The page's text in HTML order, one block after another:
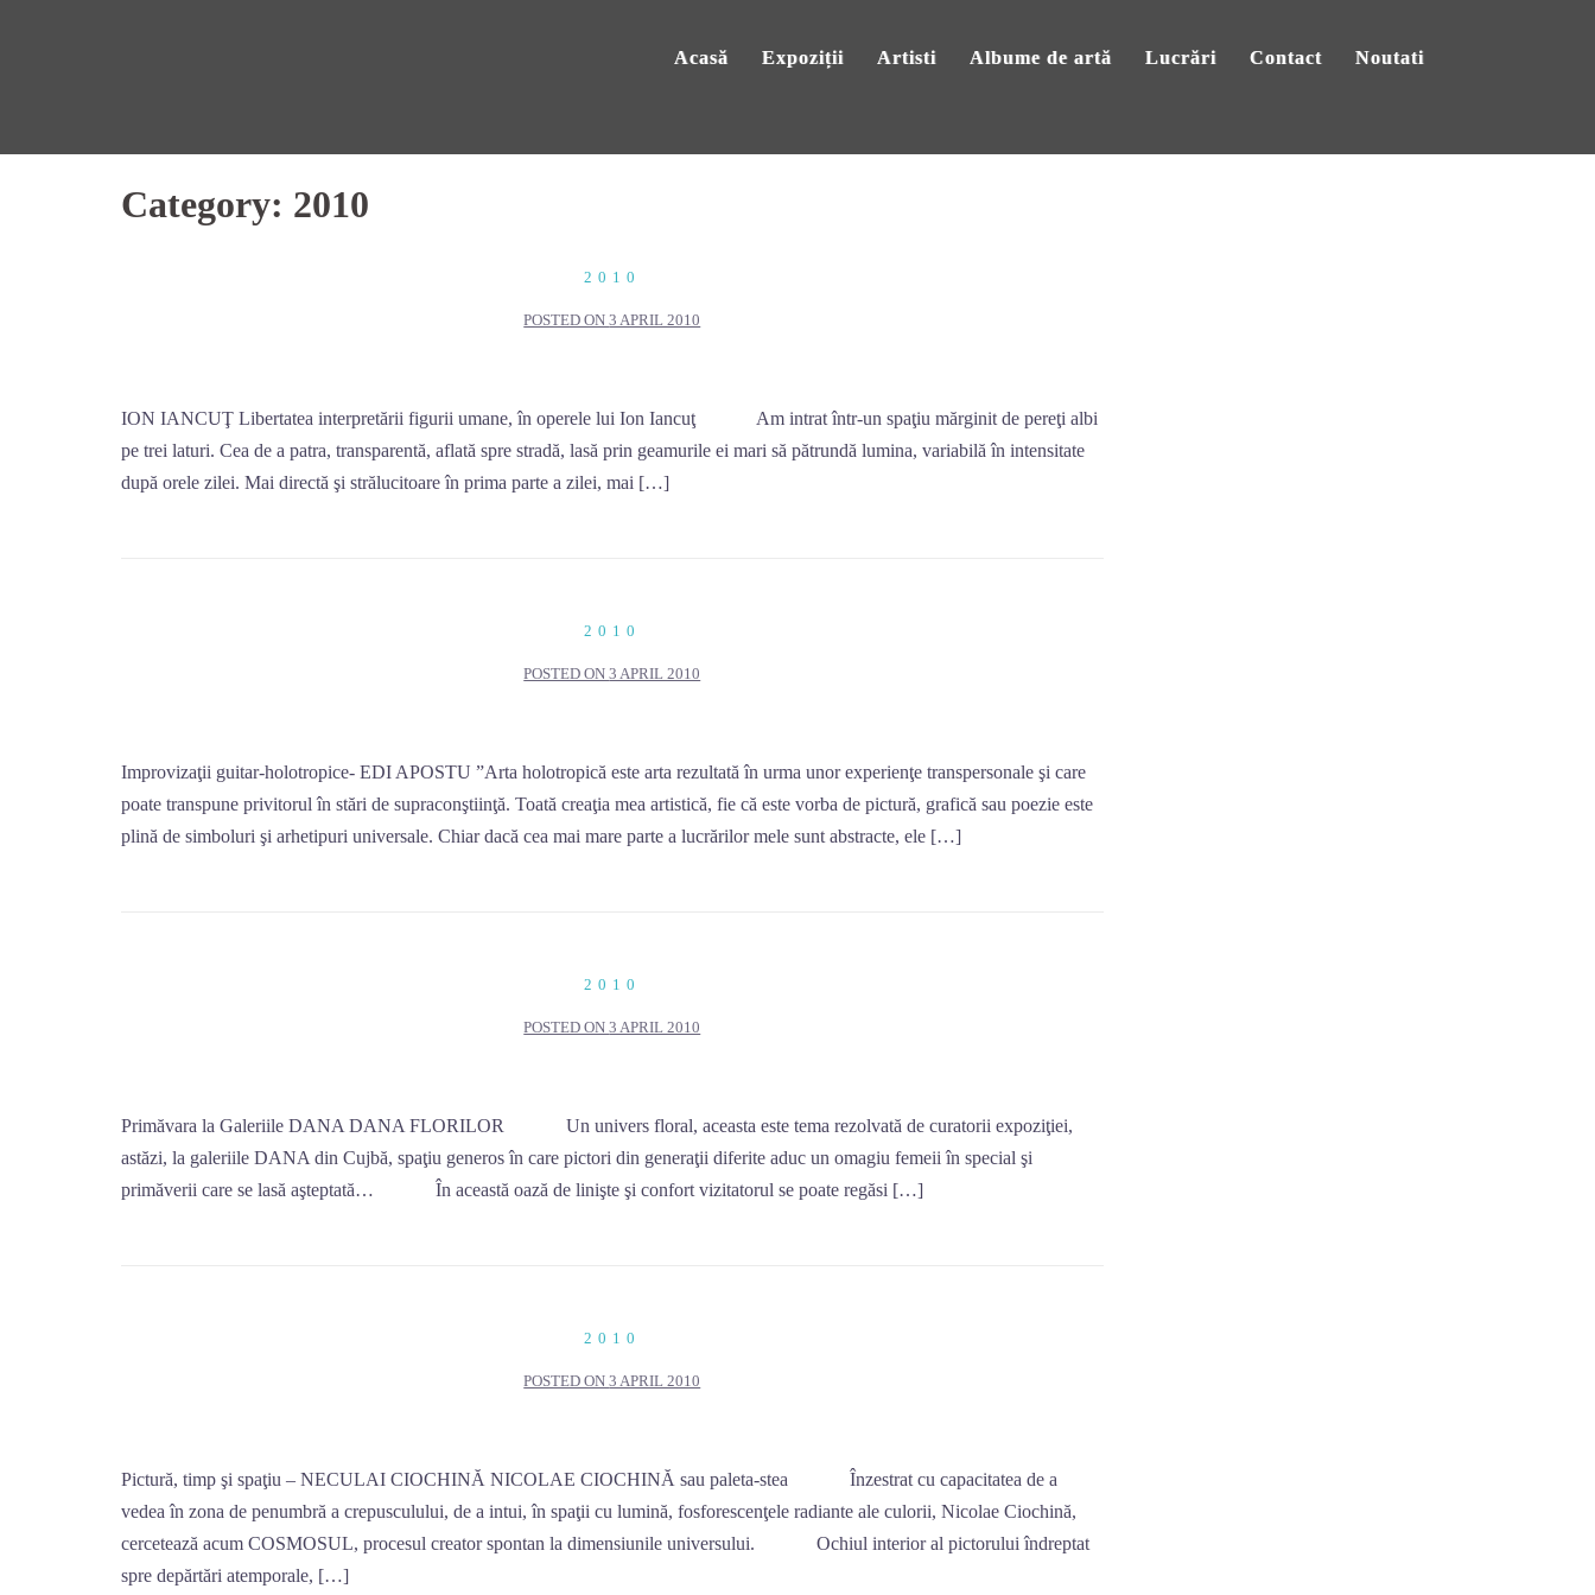
Acasă Expoziții Artisti Albume de artă Lucrări Contact Noutati
Category: 2010
2010
POSTED ON3 APRIL 2010
ION IANCUŢ Libertatea interpretării figurii umane, în operele lui Ion Iancuţ Am intrat într-un spaţiu mărginit de pereţi albi
pe trei laturi. Cea de a patra, transparentă, aflată spre stradă, lasă prin geamurile ei mari să pătrundă lumina, variabilă în intensitate
după orele zilei. Mai directă şi strălucitoare în prima parte a zilei, mai […]
2010
POSTED ON3 APRIL 2010
Improvizaţii guitar-holotropice- EDI APOSTU ”Arta holotropică este arta rezultată în urma unor experienţe transpersonale şi care
poate transpune privitorul în stări de supraconştiinţă. Toată creaţia mea artistică, fie că este vorba de pictură, grafică sau poezie este
plină de simboluri şi arhetipuri universale. Chiar dacă cea mai mare parte a lucrărilor mele sunt abstracte, ele […]
2010
POSTED ON3 APRIL 2010
Primăvara la Galeriile DANA DANA FLORILOR Un univers floral, aceasta este tema rezolvată de curatorii expoziţiei,
astăzi, la galeriile DANA din Cujbă, spaţiu generos în care pictori din generaţii diferite aduc un omagiu femeii în special şi
primăverii care se lasă aşteptată… În această oază de linişte şi confort vizitatorul se poate regăsi […]
2010
POSTED ON3 APRIL 2010
Pictură, timp şi spaţiu – NECULAI CIOCHINĂ NICOLAE CIOCHINĂ sau paleta-stea Înzestrat cu capacitatea de a
vedea în zona de penumbră a crepusculului, de a intui, în spaţii cu lumină, fosforescenţele radiante ale culorii, Nicolae Ciochină,
cercetează acum COSMOSUL, procesul creator spontan la dimensiunile universului. Ochiul interior al pictorului îndreptat
spre depărtări atemporale, […]